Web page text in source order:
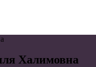
Халимовна